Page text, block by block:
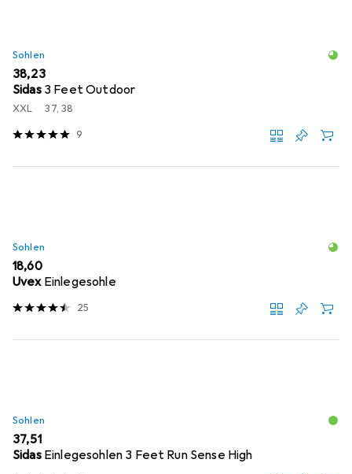
Sohlen
EUR
38,23
Sidas 3 Feet Outdoor
XXL 37, 38
9
Sohlen
EUR
18,60
Uvex Einlegesohle
25
Sohlen
EUR
37,51
Sidas Einlegesohlen 3 Feet Run Sense High